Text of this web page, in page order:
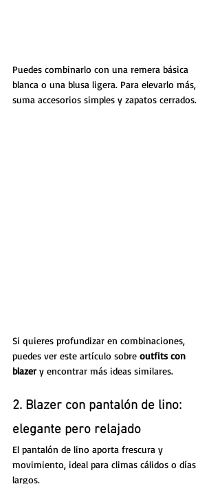
Puedes combinarlo con una remera básica
blanca o una blusa ligera. Para elevarlo más,
suma accesorios simples y zapatos cerrados.
Si quieres profundizar en combinaciones,
puedes ver este artículo sobre outfits con
blazer y encontrar más ideas similares.
2. Blazer con pantalón de lino:
elegante pero relajado
El pantalón de lino aporta frescura y
movimiento, ideal para climas cálidos o días
largos.